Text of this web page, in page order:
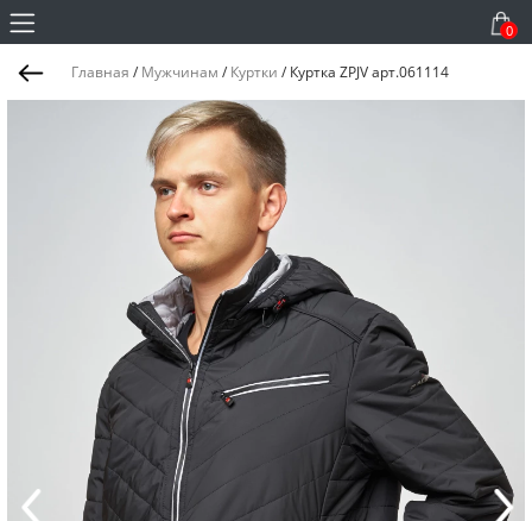
0
Главная / Мужчинам / Куртки / Куртка ZPJV арт.061114